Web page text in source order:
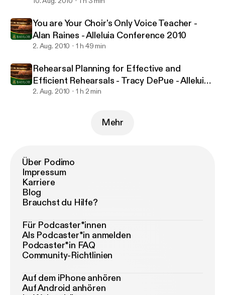
You are Your Choir's Only Voice Teacher -
Alan Raines - Alleluia Conference 2010
2. Aug. 2010 1 h 49 min
Rehearsal Planning for Effective and
Efficient Rehearsals - Tracy DePue - Alleluia
Conference 2010
2. Aug. 2010 1 h 2 min
Mehr
Über Podimo
Impressum
Karriere
Blog
Brauchst du Hilfe?
Für Podcaster*innen
Als Podcaster*in anmelden
Podcaster*in FAQ
Community-Richtlinien
Auf dem iPhone anhören
Auf Android anhören